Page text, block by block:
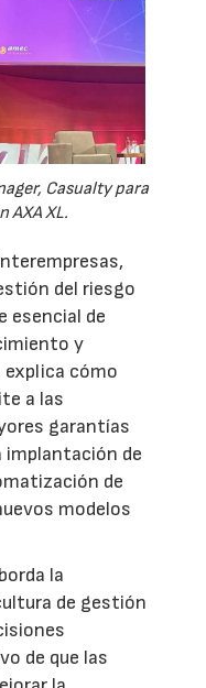
Casualty para
AXA XL.
del riesgo
esencial de
y
cómo
a las
garantías
implantación de
de
modelos
la
de gestión
de que las